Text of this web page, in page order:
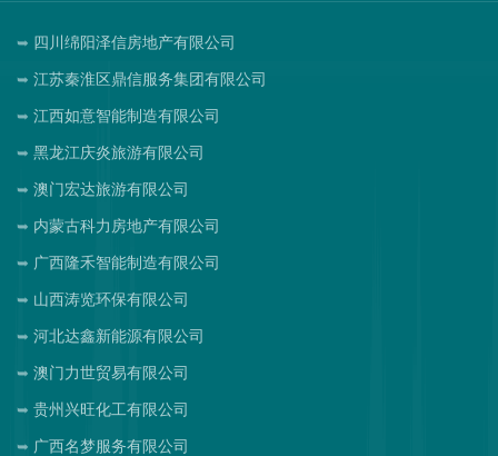
四川绵阳泽信房地产有限公司
江苏秦淮区鼎信服务集团有限公司
江西如意智能制造有限公司
黑龙江庆炎旅游有限公司
澳门宏达旅游有限公司
内蒙古科力房地产有限公司
广西隆禾智能制造有限公司
山西涛览环保有限公司
河北达鑫新能源有限公司
澳门力世贸易有限公司
贵州兴旺化工有限公司
广西名梦服务有限公司